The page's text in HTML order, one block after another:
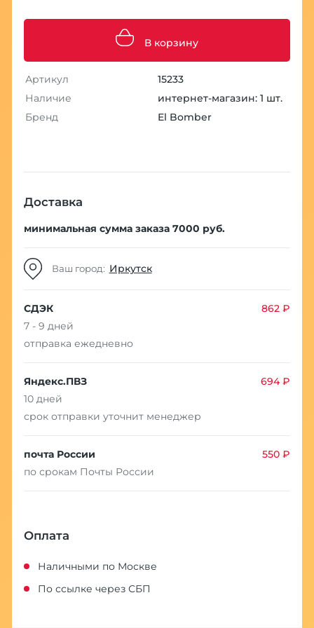
В корзину
Артикул
15233
Наличие
интернет-магазин: 1 шт.
Бренд
El Bomber
Доставка
минимальная сумма заказа 7000 руб.
Ваш город: Иркутск
СДЭК
862 ₽
7 - 9 дней
отправка ежедневно
Яндекс.ПВЗ
694 ₽
10 дней
срок отправки уточнит менеджер
почта России
550 ₽
по срокам Почты России
Оплата
Наличными по Москве
По ссылке через СБП